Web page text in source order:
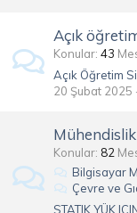
Açık
Konular 43
Açık Öğretim
20 Şubat 2025
Konular 82
Bilgisayar
Çevre ve
STATIK YÜK